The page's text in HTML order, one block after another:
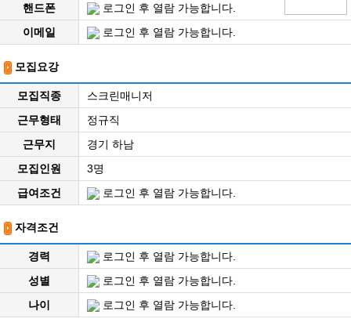
핸드폰
로그인 후 열람 가능합니다.
이메일
로그인 후 열람 가능합니다.
모집요강
모집직종
스크린매니저
근무형태
정규직
근무지
경기 하남
모집인원
3명
급여조건
로그인 후 열람 가능합니다.
자격조건
경력
로그인 후 열람 가능합니다.
성별
로그인 후 열람 가능합니다.
나이
로그인 후 열람 가능합니다.